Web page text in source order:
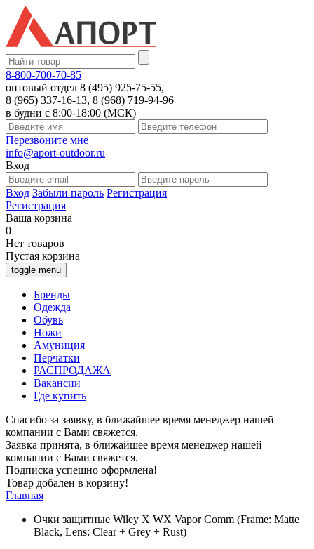
8-800-700-70-85
оптовый отдел 8 (495) 925-75-55,
8 (965) 337-16-13, 8 (968) 719-94-96
в будни с 8:00-18:00 (МСК)
Перезвоните мне
info@aport-outdoor.ru
Вход
Вход Забыли пароль Регистрация
Регистрация
Ваша корзина
0
Нет товаров
Пустая корзина
toggle menu
Бренды
Одежда
Обувь
Ножи
Амуниция
Перчатки
РАСПРОДАЖА
Вакансии
Где купить
Спасибо за заявку, в ближайшее время менеджер нашей
компании с Вами свяжется.
Заявка принята, в ближайшее время менеджер нашей
компании с Вами свяжется.
Подписка успешно оформлена!
Товар добален в корзину!
Главная
Очки защитные Wiley X WX Vapor Comm (Frame: Matte
Black, Lens: Clear + Grey + Rust)